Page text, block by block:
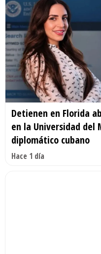
Detienen en Florida
en la Universidad del
diplomático cubano
Hace 1 día